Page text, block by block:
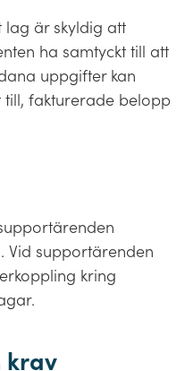
är skyldig att
ha samtyckt till att
uppgifter kan
fakturerade belopp
Vid supportärenden
kring
krav